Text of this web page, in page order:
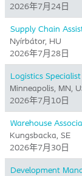
2026年7月24日
Supply Chain
Nyírbátor, HU
2026年7月28日
Logistics Specialist
Minneapolis, MN,
2026年7月10日
Warehouse
Kungsbacka, SE
2026年7月30日
Development